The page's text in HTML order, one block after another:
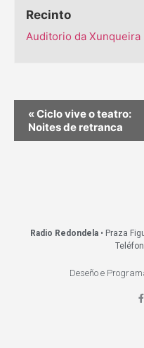
Recinto
Auditorio da Xunqueira
«Ciclo vive o teatro:
Noites de retranca
Radio Redondela• Praza
Deseño e